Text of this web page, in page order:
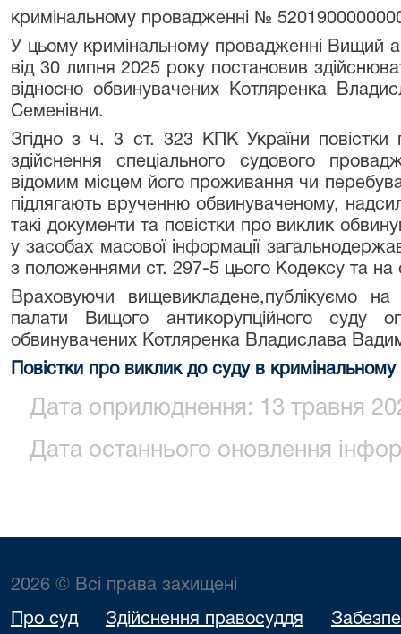
кримінальному провадженні №
У цьому кримінальному провадженні Вищий
від 30 липня 2025 року постановив
відносно обвинувачених Котляренка
Семенівни.
Згідно з ч. 3 ст. 323 КПК України повістки
здійснення спеціального судового
відомим місцем його проживання чи
підлягають врученню обвинуваченому,
такі документи та повістки про виклик
у засобах масової інформації
з положеннями ст. 297-5 цього Кодексу та на
Враховуючи вищевикладене,публікуємо на
палати Вищого антикорупційного суду
обвинувачених Котляренка Владислава
Повістки про виклик до суду в
Дата оприлюднення: 13 травня
Дата останнього оновлення
2026 © Всі права захищені
Про суд Здійснення правосуддя